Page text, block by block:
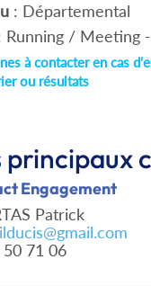
: Départemental
/ Meeting
à contacter en cas
ou résultats
principaux
Engagement
Patrick
71 06